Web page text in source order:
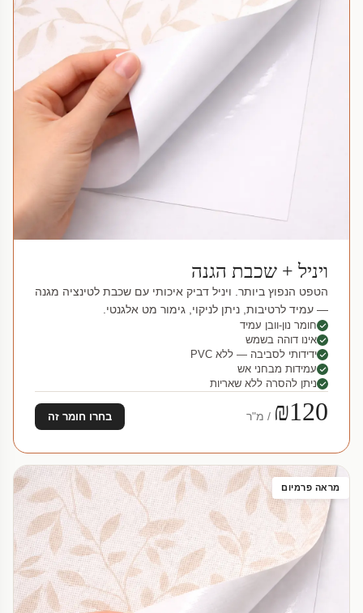
ויניל + שכבת הגנה
הטפט הנפוץ ביותר. ויניל דביק איכותי עם שכבת לטינציה מגנה
— עמיד לרטיבות, ניתן לניקוי, גימור מט אלגנטי.
חומר נון-וובן עמיד
אינו דוהה בשמש
ידידותי לסביבה — ללא PVC
עמידות מבחני אש
ניתן להסרה ללא שאריות
₪120 / מ"ר בחרו חומר זה
מראה פרמיום